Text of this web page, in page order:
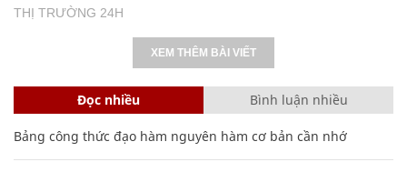
THỊ TRƯỜNG 24H
XEM THÊM BÀI VIẾT
Đọc nhiều Bình luận nhiều
Bảng công thức đạo hàm nguyên hàm cơ bản cần nhớ